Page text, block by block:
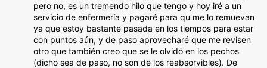
pero no, es un tremendo hilo que tengo y hoy iré a un
servicio de enfermería y pagaré para qu me lo remuevan
ya que estoy bastante pasada en los tiempos para estar
con puntos aún, y de paso aprovecharé que me revisen
otro que también creo que se le olvidó en los pechos
(dicho sea de paso, no son de los reabsorvibles). De